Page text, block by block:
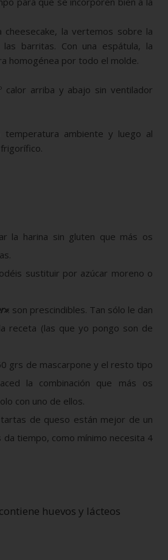
cheesecake, la vertemos sobre la
barritas. Con una espátula, la
homogénea por todo el molde.
calor arriba y abajo sin ventilador
ambiente y luego al
la harina sin gluten que más os
sustituir por azúcar moreno o
: son prescindibles. Tan sólo le dan
receta (las que yo pongo son de
grs de mascarpone y el resto tipo
la combinación que más os
con uno de ellos.
de queso están mejor de un
da tiempo, como mínimo necesita 4